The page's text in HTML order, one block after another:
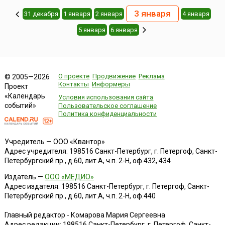
31 декабря 1 января 2 января 3 января 4 января
5 января 6 января
© 2005—2026
Проект
«Календарь
событий»
О проекте Продвижение Реклама
Контакты Информеры
Условия использования сайта
Пользовательское соглашение
Политика конфиденциальности
Учредитель — ООО «Квантор»
Адрес учредителя: 198516 Санкт-Петербург, г. Петергоф, Санкт-
Петербургский пр., д.60, лит.А, ч.п. 2-Н, оф.432, 434
Издатель — ООО «МЕДИО»
Адрес издателя: 198516 Санкт-Петербург, г. Петергоф, Санкт-
Петербургский пр., д.60, лит.А, ч.п. 2-Н, оф.440
Главный редактор - Комарова Мария Сергеевна